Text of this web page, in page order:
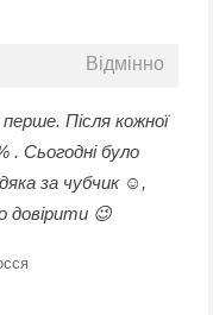
Відмінно
Після кожної
. Сьогодні було
за чубчик ☺️,
довірити 😉